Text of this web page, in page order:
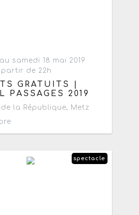
samedi 18 mai 2019
partir de 22h
GRATUITS |
PASSAGES 2019
la République, Metz
spectacle